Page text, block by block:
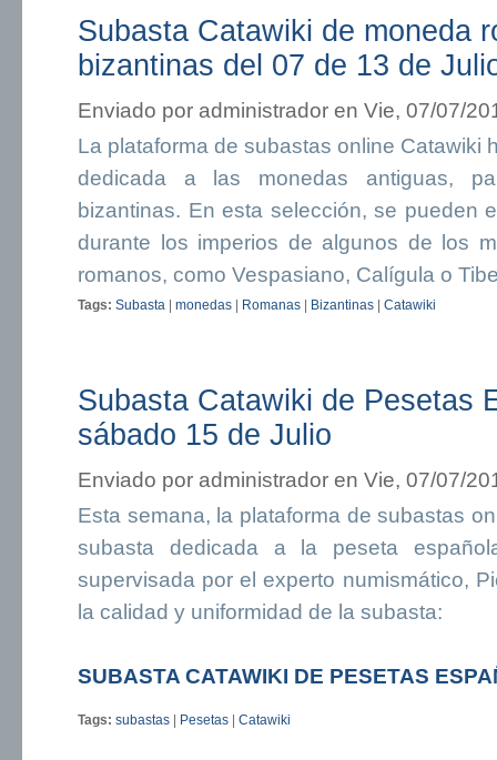
Subasta Catawiki de moneda
bizantinas del 07 de 13 de
Enviado por administrador en Vie, 07/07/
La plataforma de subastas online Catawiki
dedicada a las monedas antiguas,
bizantinas. En esta selección, se pueden
durante los imperios de algunos de los
romanos, como Vespasiano, Calígula o
Tags: Subasta monedas Romanas Bizantinas Catawiki
Subasta Catawiki de Pesetas
sábado 15 de Julio
Enviado por administrador en Vie, 07/07/
Esta semana, la plataforma de subastas
subasta dedicada a la peseta
supervisada por el experto numismático,
la calidad y uniformidad de la subasta:
SUBASTA CATAWIKI DE PESETAS
Tags: subastas Pesetas Catawiki